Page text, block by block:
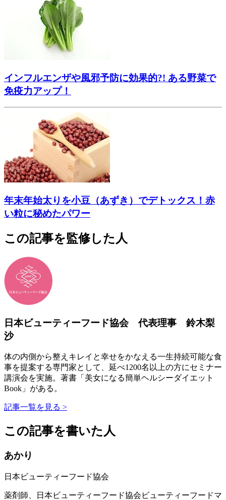
インフルエンザや風邪予防に効果的?! ある野菜で
免疫力アップ！
年末年始太りを小豆（あずき）でデトックス！赤
い粒に秘めたパワー
この記事を監修した人
日本ビューティーフード協会 代表理事 鈴木梨
沙
体の内側から整えキレイと幸せをかなえる一生持続可能な食
事を提案する専門家として、延べ1200名以上の方にセミナー
講演会を実施。著書「美女になる簡単ヘルシーダイエット
Book」がある。
記事一覧を見る >
この記事を書いた人
あかり
日本ビューティーフード協会
薬剤師、日本ビューティーフード協会ビューティーフードマ